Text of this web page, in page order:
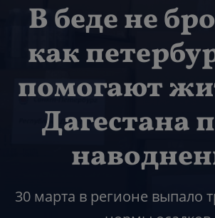
В беде не
как
помогают
Дагестана
30 марта в регионе выпало